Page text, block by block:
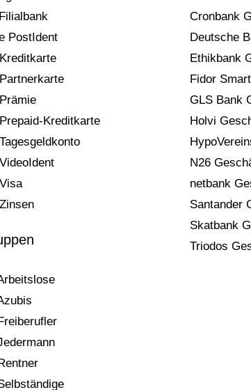
PostIdent
Kreditkarte
Cronbank
Deutsche
Ethikbank
Fidor
GLS Bank
Holvi
N26
netbank
Santander
Skatbank
Triodos